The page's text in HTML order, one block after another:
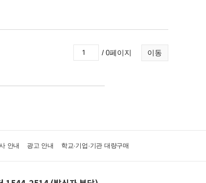
이동
/ 0페이지
안내 광고 안내 학교·기업·기관 대량구매